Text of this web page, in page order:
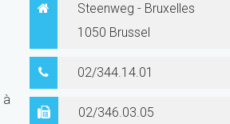
à
Steenweg - Bruxelles
1050 Brussel
02/344.14.01
02/346.03.05